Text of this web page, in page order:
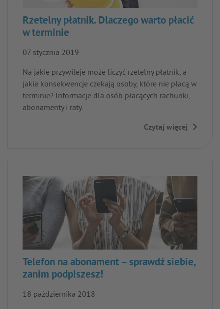
Rzetelny płatnik. Dlaczego warto płacić
w terminie
07 stycznia 2019
Na jakie przywileje może liczyć rzetelny płatnik, a
jakie konsekwencje czekają osoby, które nie płacą w
terminie? Informacje dla osób płacących rachunki,
abonamenty i raty.
Czytaj więcej
Telefon na abonament – sprawdź siebie,
zanim podpiszesz!
18 października 2018